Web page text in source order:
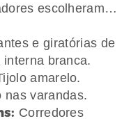
escolheram…
e giratórias de
branca.
amarelo.
nas varandas.
Corredores